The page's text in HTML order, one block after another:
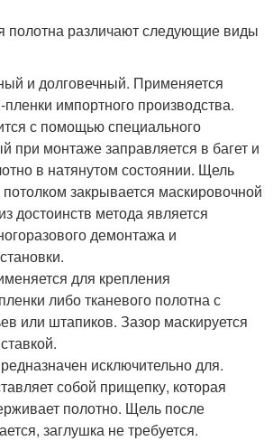
полотна различают следующие виды
и долговечный. Применяется
импортного производства.
с помощью специального
при монтаже заправляется в багет и
в натянутом состоянии. Щель
закрывается маскировочной
достоинств метода является
демонтажа и
для крепления
либо тканевого полотна с
или штапиков. Зазор маскируется
исключительно для.
собой прищепку, которая
полотно. Щель после
заглушка не требуется.